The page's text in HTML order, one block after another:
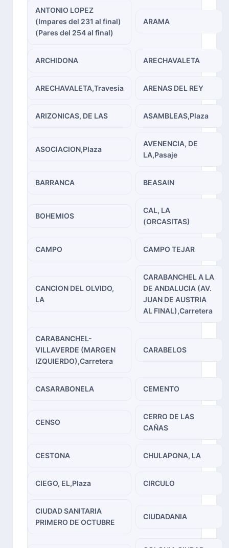
ANTONIO LOPEZ
(Impares del 231 al final)
(Pares del 254 al final)
ARAMA
ARCHIDONA ARECHAVALETA
ARECHAVALETA,Travesia ARENAS DEL REY
ARIZONICAS, DE LAS ASAMBLEAS,Plaza
ASOCIACION,Plaza
AVENENCIA, DE
LA,Pasaje
BARRANCA BEASAIN
BOHEMIOS
CAL, LA
(ORCASITAS)
CAMPO CAMPO TEJAR
CANCION DEL OLVIDO,
LA
CARABANCHEL A LA
DE ANDALUCIA (AV.
JUAN DE AUSTRIA
AL FINAL),Carretera
CARABANCHEL-
VILLAVERDE (MARGEN
IZQUIERDO),Carretera
CARABELOS
CASARABONELA CEMENTO
CENSO
CERRO DE LAS
CAÑAS
CESTONA CHULAPONA, LA
CIEGO, EL,Plaza CIRCULO
CIUDAD SANITARIA
PRIMERO DE OCTUBRE
CIUDADANIA